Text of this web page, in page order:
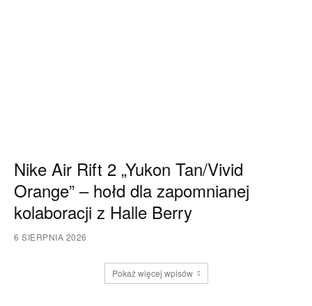
Nike Air Rift 2 „Yukon Tan/Vivid
Orange” – hołd dla zapomnianej
kolaboracji z Halle Berry
6 SIERPNIA 2026
Pokaż więcej wpisów